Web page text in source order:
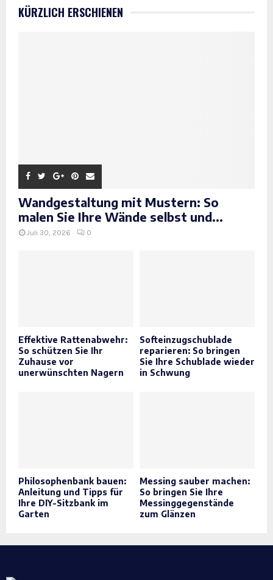
KÜRZLICH ERSCHIENEN
Wandgestaltung mit Mustern: So
malen Sie Ihre Wände selbst und...
Juli 30, 2026 0
Effektive Rattenabwehr:
So schützen Sie Ihr
Zuhause vor
unerwünschten Nagern
Softeinzugschublade
reparieren: So bringen
Sie Ihre Schublade wieder
in Schwung
Philosophenbank bauen:
Anleitung und Tipps für
Ihre DIY-Sitzbank im
Garten
Messing sauber machen:
So bringen Sie Ihre
Messinggegenstände
zum Glänzen